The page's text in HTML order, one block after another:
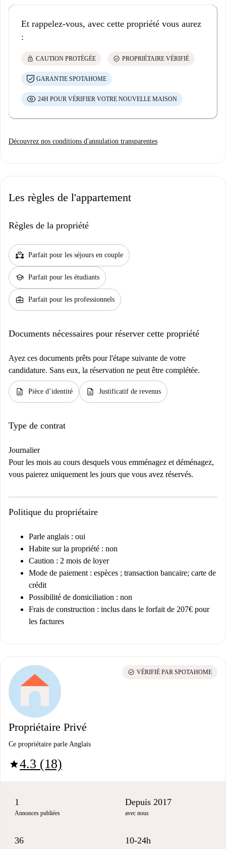
Et rappelez-vous, avec cette propriété vous aurez
:
lock CAUTION PROTÉGÉE check_circle PROPRIÉTAIRE VÉRIFIÉ
GARANTIE SPOTAHOME
24H POUR VÉRIFIER VOTRE NOUVELLE MAISON
Découvrez nos conditions d'annulation transparentes
Les règles de l'appartement
Règles de la propriété
partner_heart Parfait pour les séjours en couple
school Parfait pour les étudiants
business_center Parfait pour les professionnels
Documents nécessaires pour réserver cette propriété
Ayez ces documents prêts pour l'étape suivante de votre
candidature. Sans eux, la réservation ne peut être complétée.
description Pièce d’identité description Justificatif de revenus
Type de contrat
Journalier
Pour les mois au cours desquels vous emménagez et déménagez,
vous paierez uniquement les jours que vous avez réservés.
Politique du propriétaire
Parle anglais : oui
Habite sur la propriété : non
Caution : 2 mois de loyer
Mode de paiement : espèces ; transaction bancaire; carte de
crédit
Possibilité de domiciliation : non
Frais de construction : inclus dans le forfait de 207€ pour
les factures
Propriétaire Privé
Ce propriétaire parle Anglais
star4.3 (18)
check_circle VÉRIFIÉ PAR SPOTAHOME
1
Annonces publiées
Depuis 2017
avec nous
36 10-24h